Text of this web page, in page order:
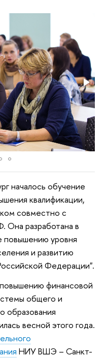
началось обучение
квалификации,
совместно с
Она разработана в
повышению уровня
и развитию
Федерации".
финансовой
общего и
образования
весной этого года.
НИУ ВШЭ – Санкт-